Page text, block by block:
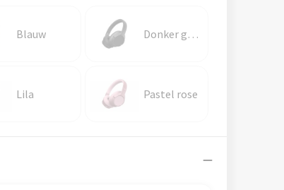
Blauw Donker gun metal
Lila Pastel rose